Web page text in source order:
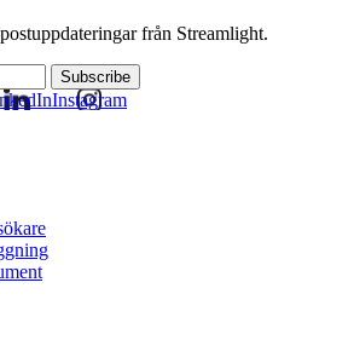
från Streamlight.
Subscribe
Instagram